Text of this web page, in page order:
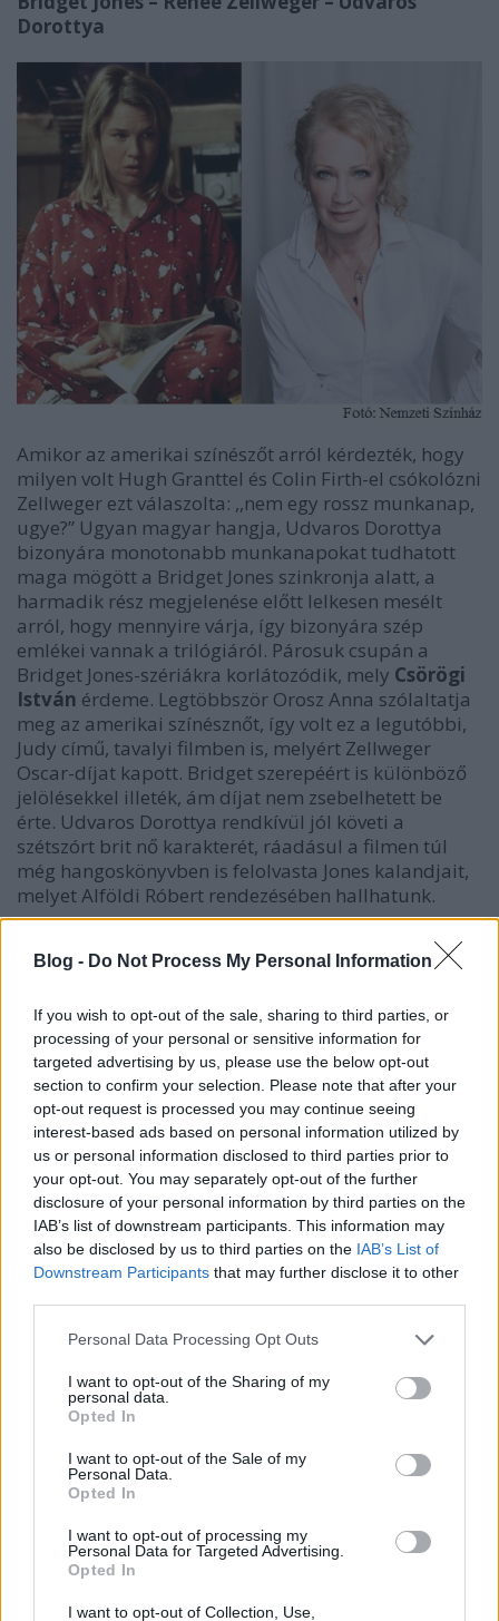
Blog - Do Not Process My Personal Information
If you wish to opt-out of the sale, sharing to third parties, or
processing of your personal or sensitive information for
targeted advertising by us, please use the below opt-out
section to confirm your selection. Please note that after your
opt-out request is processed you may continue seeing
interest-based ads based on personal information utilized by
us or personal information disclosed to third parties prior to
your opt-out. You may separately opt-out of the further
disclosure of your personal information by third parties on the
IAB’s list of downstream participants. This information may
also be disclosed by us to third parties on the IAB’s List of
Downstream Participants that may further disclose it to other
Please note that this website/app uses one or more Google
not limited to your visit or usage behaviour. You may click to
grant or deny consent to Google and its third-party tags to
use your data for below specified purposes in below Google
consent section.
Personal Data Processing Opt Outs
I want to opt-out of the Sharing of my
personal data.
Opted In
I want to opt-out of the Sale of my
Personal Data.
Opted In
I want to opt-out of processing my
Personal Data for Targeted Advertising.
Opted In
I want to opt-out of Collection, Use,
Dorottya
Amikor az amerikai színészőt arról kérdezték, hogy
milyen volt Hugh Granttel és Colin Firth-el csókolózni
Zellweger ezt válaszolta: ,,nem egy rossz munkanap,
ugye?” Ugyan magyar hangja, Udvaros Dorottya
bizonyára monotonabb munkanapokat tudhatott
maga mögött a Bridget Jones szinkronja alatt, a
harmadik rész megjelenése előtt lelkesen mesélt
arról, hogy mennyire várja, így bizonyára szép
emlékei vannak a trilógiáról. Párosuk csupán a
Bridget Jones-szériákra korlátozódik, mely Csörögi
István érdeme. Legtöbbször Orosz Anna szólaltatja
meg az amerikai színésznőt, így volt ez a legutóbbi,
Judy című, tavalyi filmben is, melyért Zellweger
Oscar-díjat kapott. Bridget szerepéért is különböző
jelölésekkel illeték, ám díjat nem zsebelhetett be
érte. Udvaros Dorottya rendkívül jól követi a
szétszórt brit nő karakterét, ráadásul a filmen túl
még hangoskönyvben is felolvasta Jones kalandjait,
melyet Alföldi Róbert rendezésében hallhatunk.
Megtudjuk, ki is Bridget Jones
Mark Darcy – Colin Firth – Kőszegi Ákos